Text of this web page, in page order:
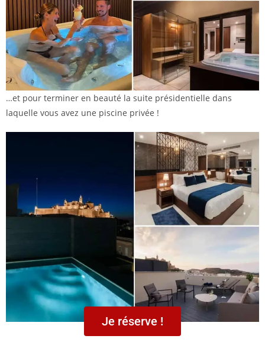
…et pour terminer en beauté la suite présidentielle dans
laquelle vous avez une piscine privée !
Je réserve !